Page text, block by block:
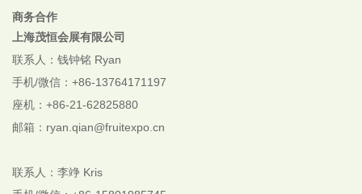
商务合作
上海茂恒会展有限公司
联系人：钱钟铭 Ryan
手机/微信：+86-13764171197
座机：+86-21-62825880
邮箱：ryan.qian@fruitexpo.cn
联系人：李竫 Kris